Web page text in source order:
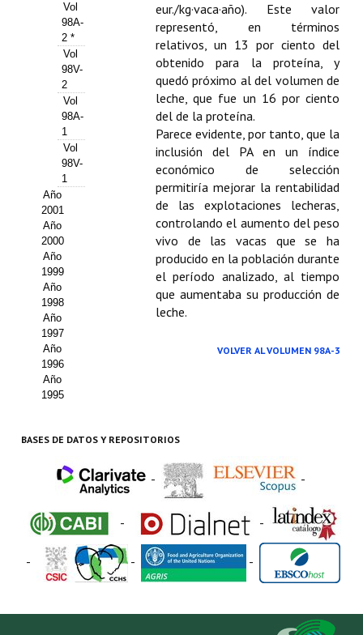
Vol
98A-
2 *
Vol
98V-
2
Vol
98A-
1
Vol
98V-
1
Año
2001
Año
2000
Año
1999
Año
1998
Año
1997
Año
1996
Año
1995
eur./kg·vaca·año). Este valor
representó, en términos
relativos, un 13 por ciento del
obtenido para la proteína, y
quedó próximo al del volumen de
leche, que fue un 16 por ciento
del de la proteína.
Parece evidente, por tanto, que la
inclusión del PA en un índice
económico de selección
permitiría mejorar la rentabilidad
de las explotaciones lecheras,
controlando el aumento del peso
vivo de las vacas que se ha
producido en la población durante
el período analizado, al tiempo
que aumentaba su producción de
leche.
VOLVER AL VOLUMEN 98A-3
BASES DE DATOS Y REPOSITORIOS
- -
- -
- - -